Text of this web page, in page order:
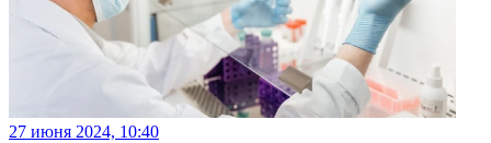
27 июня 2024, 10:40